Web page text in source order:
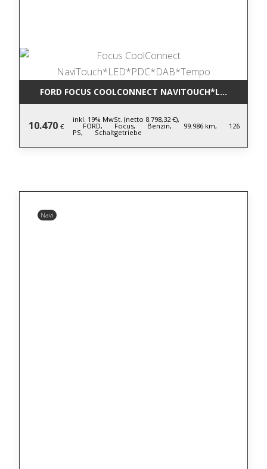
FORD FOCUS COOLCONNECT
10.470 €
inkl. 19% MwSt. (netto 8.798,32 €),
FORD, Focus, Benzin, 99.986 km, 126
PS, Schaltgetriebe
Navi